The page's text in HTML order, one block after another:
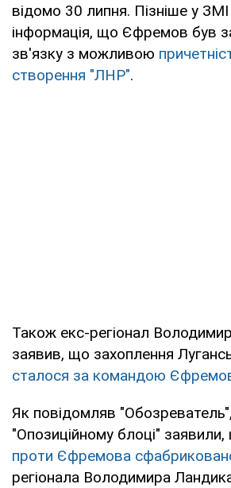
відомо 30 липня. Пізніше у
інформація, що Єфремов був
зв'язку з можливою
створення "ЛНР".
Також екс-регіонал
заявив, що захоплення
сталося за командою
Як повідомляв
"Опозиційному блоці"
проти Єфремова
регіонала Володимира